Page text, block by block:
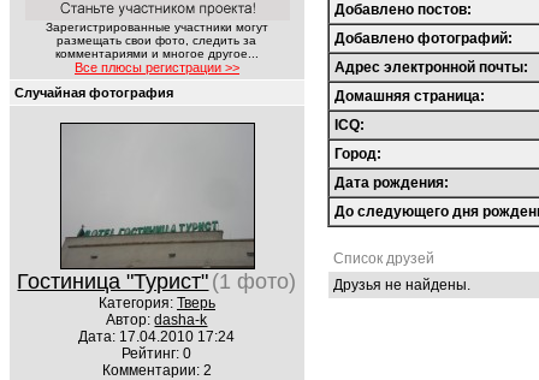
Зарегистрированные участники могут
размещать свои фото, следить за
комментариями и многое другое...
Все плюсы регистрации >>
Случайная фотография
Гостиница "Турист" (1 фото)
Категория: Тверь
Автор:dasha-k
Дата: 17.04.2010 17:24
Рейтинг: 0
Комментарии: 2
Добавлено постов:
Добавлено фотографий:
Адрес электронной почты:
Домашняя страница:
ICQ:
Город:
Дата рождения:
До следующего дня
Список друзей
Друзья не найдены.